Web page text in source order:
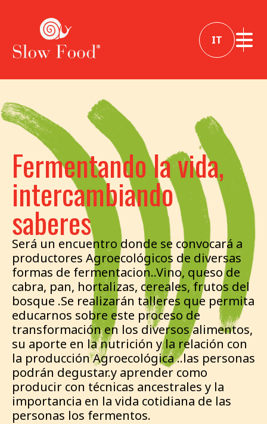
IT
Fermentando la vida,
intercambiando
saberes
Será un encuentro donde se convocará a
productores Agroecológicos de diversas
formas de fermentacion..Vino, queso de
cabra, pan, hortalizas, cereales, frutos del
bosque .Se realizarán talleres que permita
educarnos sobre este proceso de
transformación en los diversos alimentos,
su aporte en la nutrición y la relación con
la producción Agroecológica ..las personas
podrán degustar.y aprender como
producir con técnicas ancestrales y la
importancia en la vida cotidiana de las
personas los fermentos.